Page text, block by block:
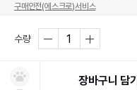
수량
장바구니 담기
구매안전(에스크로)서비스